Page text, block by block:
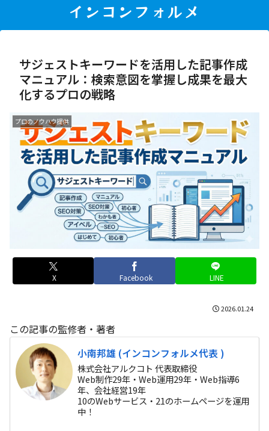
インコンフォルメ
サジェストキーワードを活用した記事作成
マニュアル：検索意図を掌握し成果を最大
化するプロの戦略
プロのノウハウ提供
X Facebook LINE
2026.01.24
この記事の監修者・著者
小南邦雄 (インコンフォルメ代表 )
株式会社アルクコト 代表取締役
Web制作29年・Web運用29年・Web指導6
年、会社経営19年
10のWebサービス・21のホームページを運用
中！